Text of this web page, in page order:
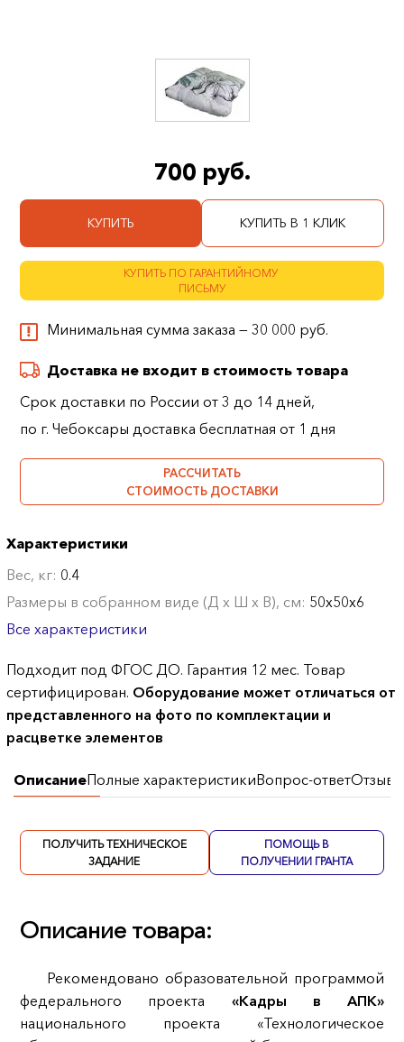
700 руб.
КУПИТЬ КУПИТЬ В 1 КЛИК
КУПИТЬ ПО ГАРАНТИЙНОМУ
ПИСЬМУ
Минимальная сумма заказа — 30 000 руб.
Доставка не входит в стоимость товара
Срок доставки по России от 3 до 14 дней,
по г. Чебоксары доставка бесплатная от 1 дня
РАССЧИТАТЬ
СТОИМОСТЬ ДОСТАВКИ
Характеристики
Вес, кг: 0.4
Размеры в собранном виде (Д х Ш х В), см: 50х50х6
Все характеристики
Подходит под ФГОС ДО. Гарантия 12 мес. Товар
сертифицирован. Оборудование может отличаться от
представленного на фото по комплектации и
расцветке элементов
ОписаниеПолные характеристикиВопрос-ответОтзывы
ПОЛУЧИТЬ ТЕХНИЧЕСКОЕ
ЗАДАНИЕ
ПОМОЩЬ В
ПОЛУЧЕНИИ ГРАНТА
Описание товара:
Рекомендовано образовательной программой
федерального проекта «Кадры в АПК»
национального проекта «Технологическое